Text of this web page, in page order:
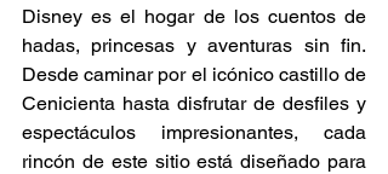
Disney es el hogar de los cuentos de
hadas, princesas y aventuras sin fin.
Desde caminar por el icónico castillo de
Cenicienta hasta disfrutar de desfiles y
espectáculos impresionantes, cada
rincón de este sitio está diseñado para